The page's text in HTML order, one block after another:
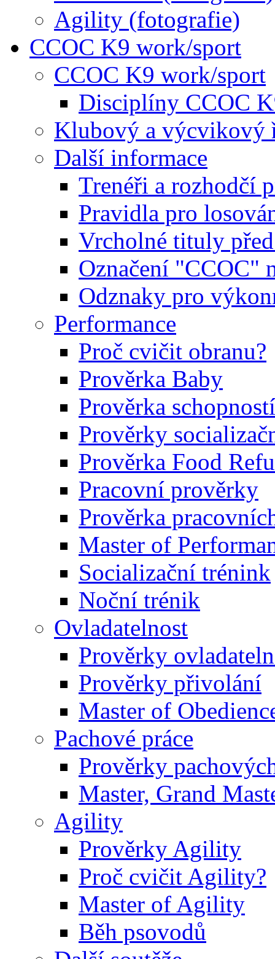
Agility (fotografie)
CCOC K9 work/sport
CCOC K9 work/sport
Disciplíny CCOC
Klubový a výcvikový
Další informace
Trenéři a rozhodčí
Pravidla pro
Vrcholné tituly
Označení "CCOC"
Odznaky pro
Performance
Proč cvičit obranu?
Prověrka Baby
Prověrka
Prověrky
Prověrka Food
Pracovní prověrky
Prověrka
Master of
Socializační trénink
Noční trénik
Ovladatelnost
Prověrky
Prověrky přivolání
Master of
Pachové práce
Prověrky
Master, Grand
Agility
Prověrky Agility
Proč cvičit Agility?
Master of Agility
Běh psovodů